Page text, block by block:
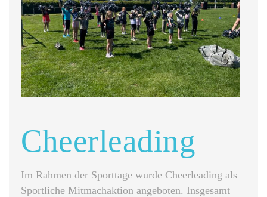
Cheerleading
Im Rahmen der Sporttage wurde Cheerleading als
Sportliche Mitmachaktion angeboten. Insgesamt